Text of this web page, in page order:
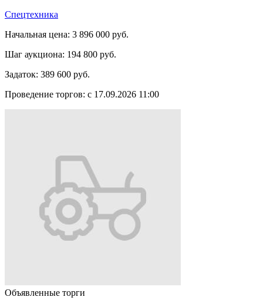
Спецтехника
Начальная цена: 3 896 000 руб.
Шаг аукциона: 194 800 руб.
Задаток: 389 600 руб.
Проведение торгов: с 17.09.2026 11:00
Объявленные торги